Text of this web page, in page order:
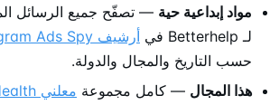
مواد إبداعية حية — تصفّح جميع الرسائل
لـ Betterhelp في
أرشيف Telegram Ads Spy
حسب التاريخ والمجال والدولة.
هذا المجال — كامل مجموعة معلني Health على تيليجرام